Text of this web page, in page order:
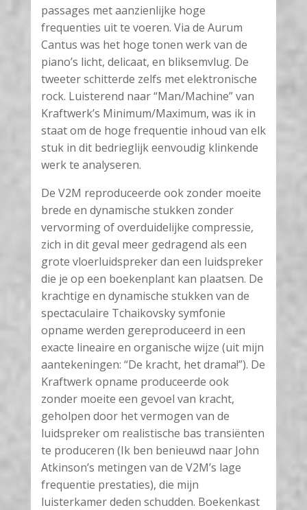
passages met aanzienlijke hoge
frequenties uit te voeren. Via de Aurum
Cantus was het hoge tonen werk van de
piano’s licht, delicaat, en bliksemvlug. De
tweeter schitterde zelfs met elektronische
rock. Luisterend naar “Man/Machine” van
Kraftwerk’s Minimum/Maximum, was ik in
staat om de hoge frequentie inhoud van elk
stuk in dit bedrieglijk eenvoudig klinkende
werk te analyseren.
De V2M reproduceerde ook zonder moeite
brede en dynamische stukken zonder
vervorming of overduidelijke compressie,
zich in dit geval meer gedragend als een
grote vloerluidspreker dan een luidspreker
die je op een boekenplant kan plaatsen. De
krachtige en dynamische stukken van de
spectaculaire Tchaikovsky symfonie
opname werden gereproduceerd in een
exacte lineaire en organische wijze (uit mijn
aantekeningen: “De kracht, het drama!”). De
Kraftwerk opname produceerde ook
zonder moeite een gevoel van kracht,
geholpen door het vermogen van de
luidspreker om realistische bas transiënten
te produceren (Ik ben benieuwd naar John
Atkinson’s metingen van de V2M’s lage
frequentie prestaties), die mijn
luisterkamer deden schudden. Boekenkast